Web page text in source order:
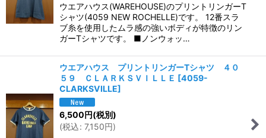
ウエアハウス(WAREHOUSE)のプリントリンガーT
シャツ(4059 NEW ROCHELLE)です。 12番スラ
ブ糸を使用したムラ感の強いボディが特徴のリン
ガーTシャツです。 ■ノンウォッ…
ウエアハウス プリントリンガーTシャツ ４０
５９ ＣＬＡＲＫＳＶＩＬＬＥ [4059-
CLARKSVILLE]
6,500円(税別)
(税込: 7,150円)